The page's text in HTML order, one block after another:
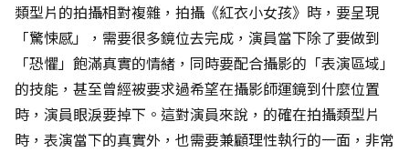
類型片的拍攝相對複雜，拍攝《紅衣小女孩》時，要呈現
「驚悚感」，需要很多鏡位去完成，演員當下除了要做到
「恐懼」飽滿真實的情緒，同時要配合攝影的「表演區域」
的技能，甚至曾經被要求過希望在攝影師運鏡到什麼位置
時，演員眼淚要掉下。這對演員來說，的確在拍攝類型片
時，表演當下的真實外，也需要兼顧理性執行的一面，非常